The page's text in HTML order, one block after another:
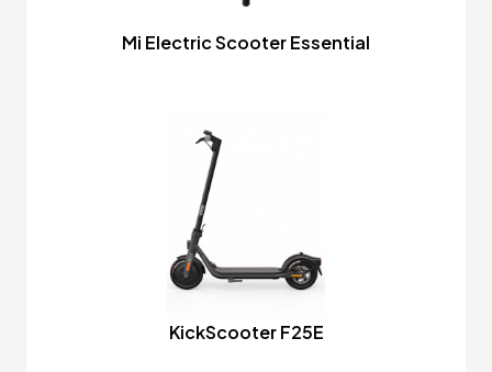
Mi Electric Scooter Essential
KickScooter F25E